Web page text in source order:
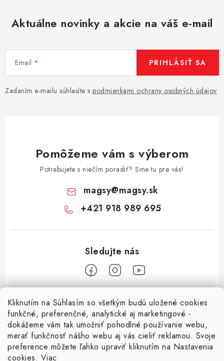
Kliknutím na Súhlasím so všetkým budú uložené cookies
funkčné, preferenčné, analytické aj marketingové -
dokážeme vám tak umožniť pohodlné používanie webu,
merať funkčnosť nášho webu aj vás cieliť reklamou. Svoje
preference môžete ľahko upraviť kliknutím na Nastavenia
cookies. Viac
Aktuálne novinky a akcie na váš e-mail
Email
Zadaním e-mailu súhlasíte s podmienkami ochrany osobných údajov
PRIHLÁSIŤ SA
Pomôžeme vám s výberom
Potrebujete s niečím poradiť? Sme tu pre vás!
magsy@magsy.sk
+421 918 989 695
Informácie pre vás
O nás